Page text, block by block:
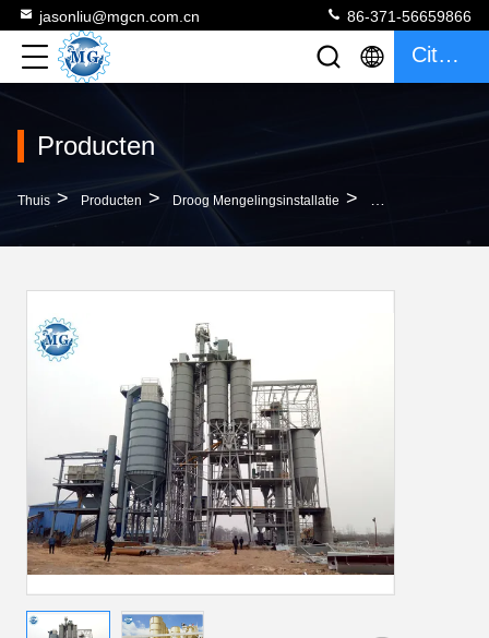
jasonliu@mgcn.com.cn 86-371-56659866
Citaat
Producten
Thuis > Producten > Droog Mengelingsinstallatie > Tegel Zelfklevend